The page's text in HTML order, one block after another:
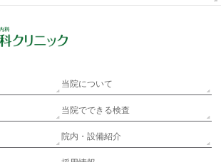
当院について
当院でできる検査
院内・設備紹介